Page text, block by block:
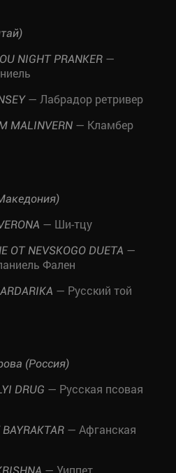
NIGHT PRANKER —
— Лабрадор ретривер
MALINVERN — Кламбер
— Ши-тцу
OT NEVSKOGO DUETA —
Фален
— Русский той
(Россия)
DRUG — Русская псовая
BAYRAKTAR — Афганская
— Уиппет